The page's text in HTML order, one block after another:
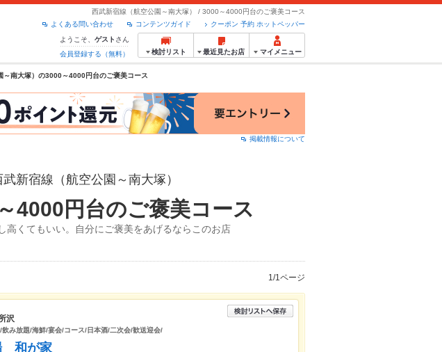
西武新宿線（航空公園～南大塚） / 3000～4000円台のご褒美コース
クーポン 予約 ホットペッパー
コンテンツガイド
よくある問い合わせ
ようこそ、 ゲスト さん
会員登録する（無料）
検討リスト 最近見たお店 マイメニュー
～南大塚）の3000～4000円台のご褒美コース
掲載情報について
武新宿線（航空公園～南大塚）
4000円台のご褒美コース
高くてもいい。自分にご褒美をあげるならこのお店
1/1ページ
沢
飲み放題/海鮮/宴会/コース/日本酒/二次会/歓送迎会/
和が家